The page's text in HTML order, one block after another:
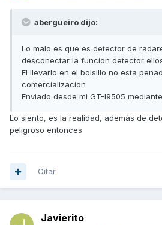
abergueiro dijo:
Lo malo es que es detector de
desconectar la funcion detector
El llevarlo en el bolsillo no esta
comercializacion
Enviado desde mi GT-I9505
Lo siento, es la realidad, además de
peligroso entonces
Citar
Javierito